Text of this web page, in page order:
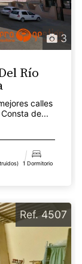
3
Río
calles
del Polígono Matallana en Lora del Río. Consta de...
1 Dormitorio
Ref. 4507